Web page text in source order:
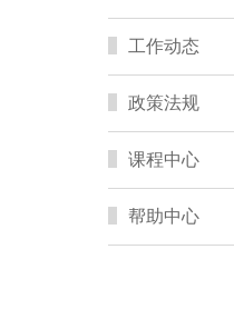
工作动态
政策法规
课程中心
帮助中心